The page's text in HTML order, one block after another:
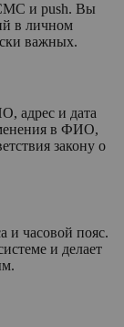
и push. Вы
в личном
важных.
адрес и дата
в ФИО,
закону о
и часовой пояс.
и делает